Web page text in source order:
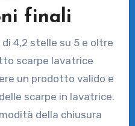
finali
4,2 stelle su 5 e oltre
scarpe lavatrice
un prodotto valido e
scarpe in lavatrice.
della chiusura